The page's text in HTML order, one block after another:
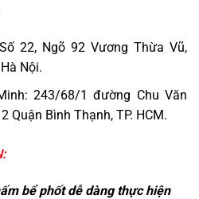
22, Ngõ 92 Vương Thừa Vũ,
Nội.
243/68/1 đường Chu Văn
Quận Bình Thạnh, TP. HCM.
bể phốt dễ dàng thực hiện